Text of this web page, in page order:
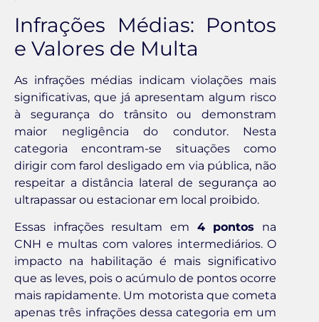
Infrações Médias: Pontos
e Valores de Multa
As infrações médias indicam violações mais
significativas, que já apresentam algum risco
à segurança do trânsito ou demonstram
maior negligência do condutor. Nesta
categoria encontram-se situações como
dirigir com farol desligado em via pública, não
respeitar a distância lateral de segurança ao
ultrapassar ou estacionar em local proibido.
Essas infrações resultam em 4 pontos na
CNH e multas com valores intermediários. O
impacto na habilitação é mais significativo
que as leves, pois o acúmulo de pontos ocorre
mais rapidamente. Um motorista que cometa
apenas três infrações dessa categoria em um